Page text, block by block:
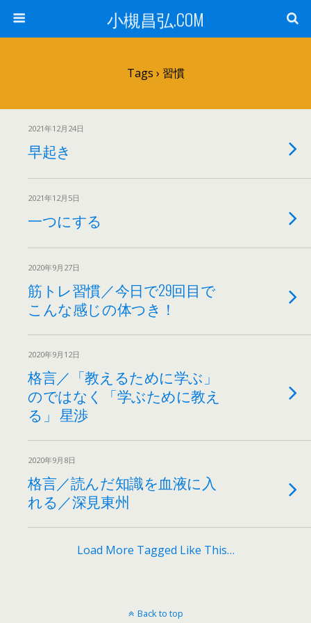
小槻昌弘.COM
Tags › 習慣
2021年12月24日
早起き
2021年12月5日
一つにする
2020年9月27日
筋トレ習慣／今日で29回目で
こんな感じの体つき！
2020年9月12日
格言／「教えるために学ぶ」
のではなく「学ぶために教え
る」 星渉
2020年9月8日
格言／読んだ知識を血液に入
れる／深見東州
Load More Tagged Like This…
Back to top